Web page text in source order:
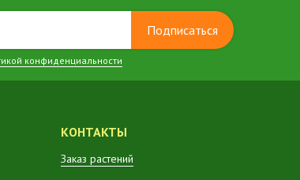
Подписаться
конфиденциальности
КОНТАКТЫ
Заказ растений